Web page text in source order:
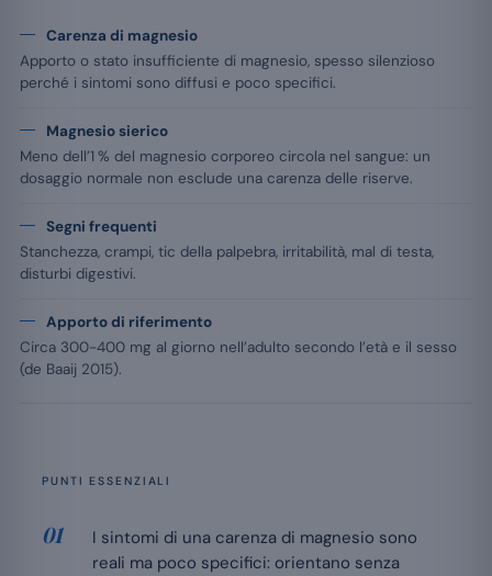
Carenza di magnesio
Apporto o stato insufficiente di magnesio, spesso silenzioso
perché i sintomi sono diffusi e poco specifici.
Magnesio sierico
Meno dell’1 % del magnesio corporeo circola nel sangue: un
dosaggio normale non esclude una carenza delle riserve.
Segni frequenti
Stanchezza, crampi, tic della palpebra, irritabilità, mal di testa,
disturbi digestivi.
Apporto di riferimento
Circa 300-400 mg al giorno nell’adulto secondo l’età e il sesso
(de Baaij 2015).
PUNTI ESSENZIALI
I sintomi di una carenza di magnesio sono
reali ma poco specifici: orientano senza